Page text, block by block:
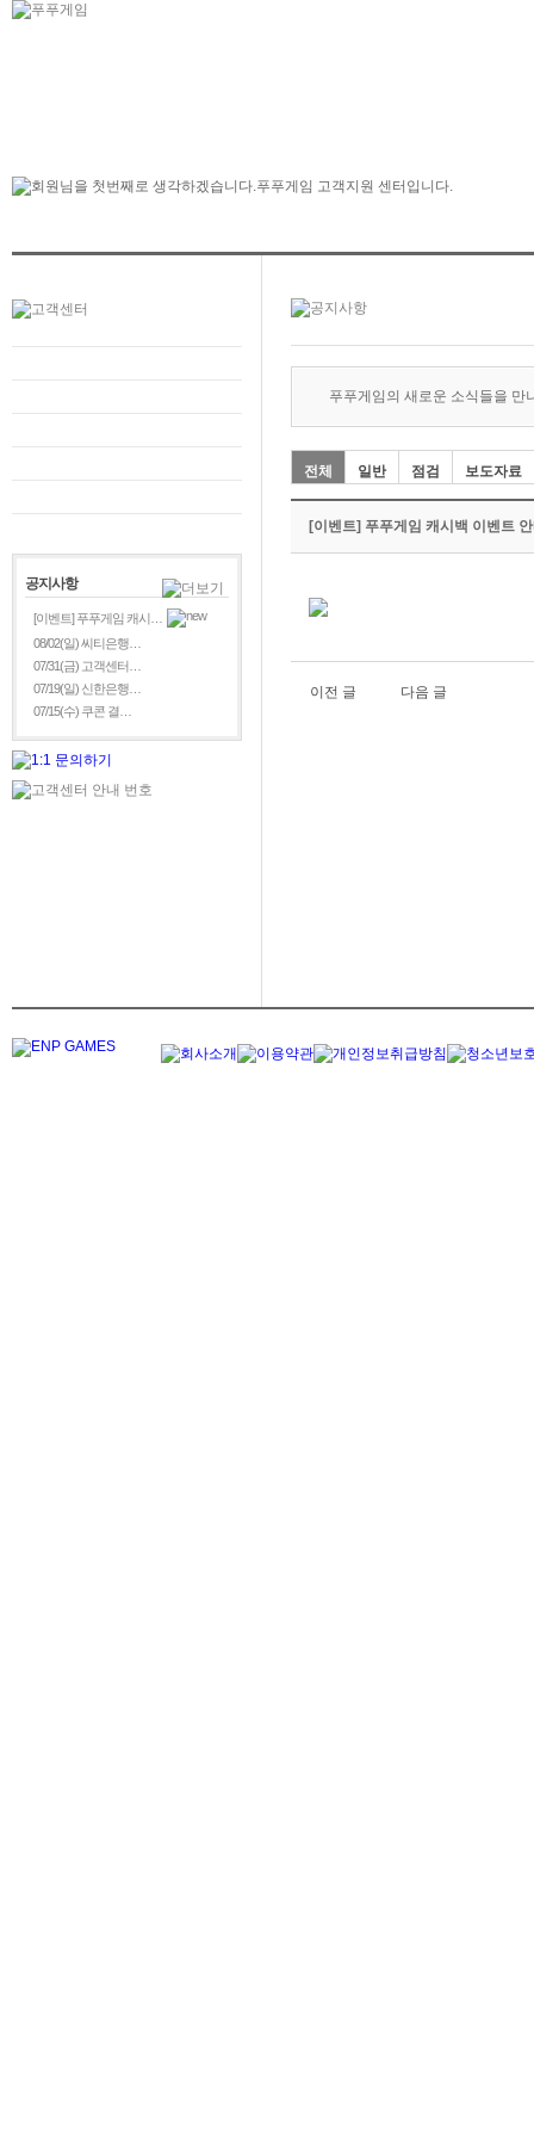
공지사항
[이벤트] 푸푸게임 캐시…
08/02(일) 씨티은행…
07/31(금) 고객센터…
07/19(일) 신한은행…
07/15(수) 쿠콘 결…
푸푸게임의 새로운 소식들을 만
전체 일반 점검 보도자료
[이벤트] 푸푸게임 캐시백 이벤트
이전 글 다음 글